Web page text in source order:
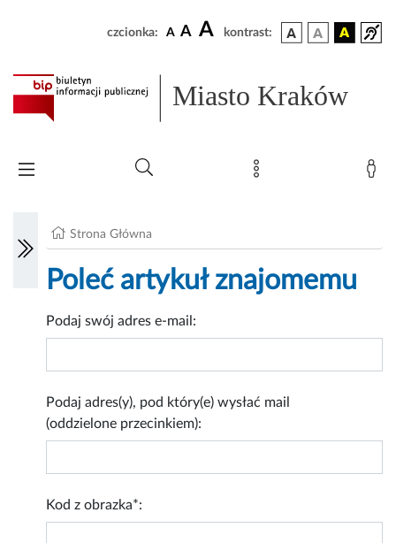
czcionka: A A A kontrast:
Miasto Kraków
Strona Główna
Poleć artykuł znajomemu
Podaj swój adres e-mail:
Podaj adres(y), pod który(e) wysłać mail
(oddzielone przecinkiem):
Kod z obrazka*: